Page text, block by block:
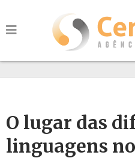
O lugar das
linguagens